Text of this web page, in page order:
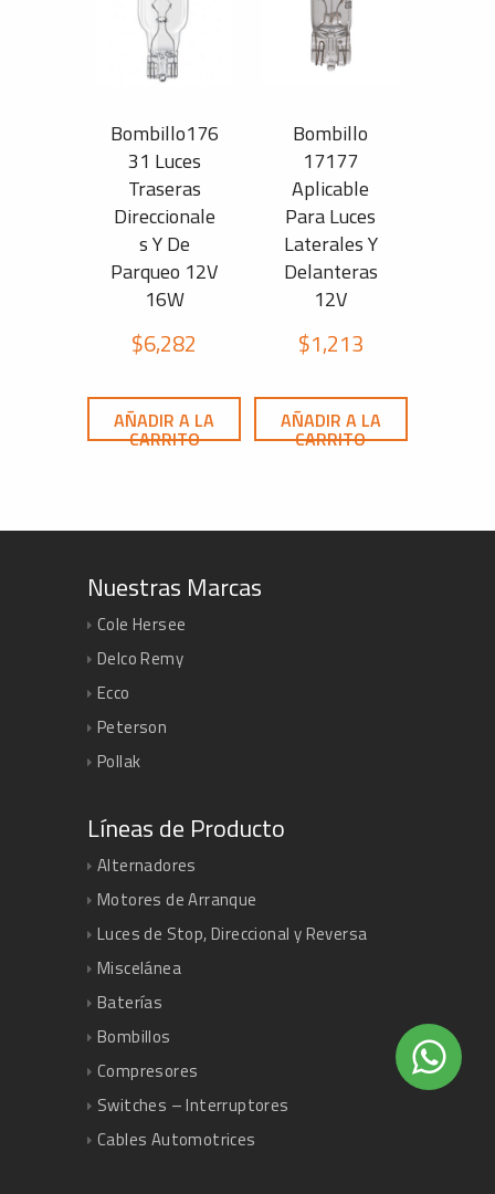
Bombillo176
31 Luces
Traseras
Direccionale
s Y De
Parqueo 12V
16W
$6,282
AÑADIR A LA
CARRITO
Bombillo
17177
Aplicable
Para Luces
Laterales Y
Delanteras
12V
$1,213
AÑADIR A LA
CARRITO
Nuestras Marcas
Cole Hersee
Delco Remy
Ecco
Peterson
Pollak
Líneas de Producto
Alternadores
Motores de Arranque
Luces de Stop, Direccional y Reversa
Miscelánea
Baterías
Bombillos
Compresores
Switches – Interruptores
Cables Automotrices